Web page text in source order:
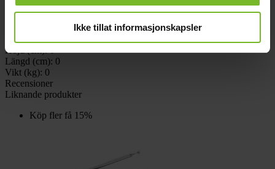
Ikke tillat informasjonskapsler
Teknisk data
Varumärke:
Paketets dimensioner
Bredd (cm):
Höjd (cm):0
Längd (cm): 0
Vikt (kg): 0
Recensioner
Liknande produkter
Köp fler få 15%